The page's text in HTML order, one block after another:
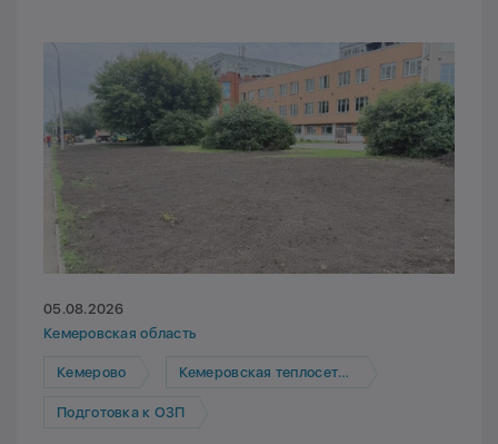
05.08.2026
Кемеровская область
Кемерово Кемеровская теплосетевая компания
Подготовка к ОЗП